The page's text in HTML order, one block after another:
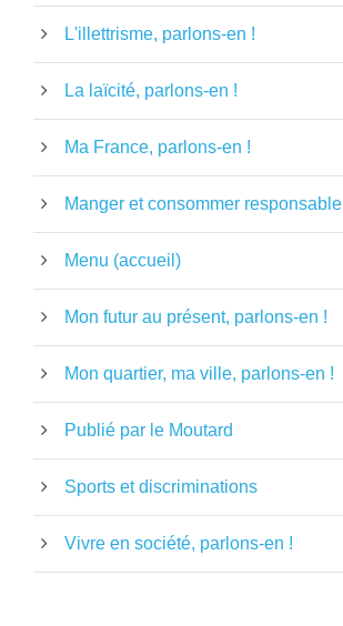
L'illettrisme, parlons-en !
La laïcité, parlons-en !
Ma France, parlons-en !
Manger et consommer responsable
Menu (accueil)
Mon futur au présent, parlons-en !
Mon quartier, ma ville, parlons-en !
Publié par le Moutard
Sports et discriminations
Vivre en société, parlons-en !